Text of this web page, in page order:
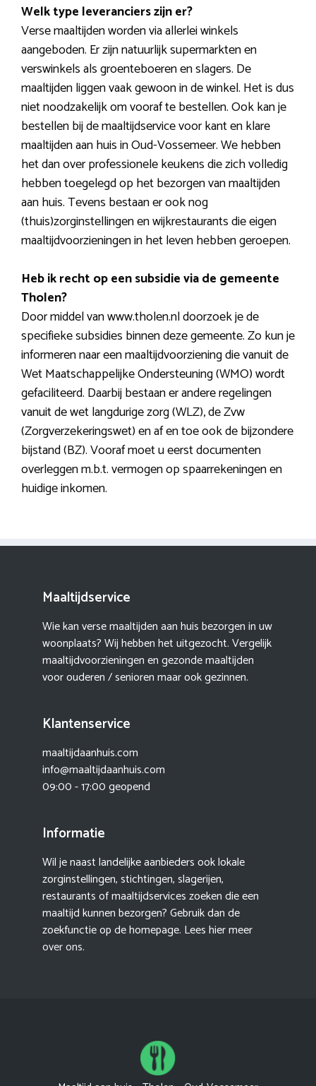
Welk type leveranciers zijn er?
Verse maaltijden worden via allerlei winkels
aangeboden. Er zijn natuurlijk supermarkten en
verswinkels als groenteboeren en slagers. De
maaltijden liggen vaak gewoon in de winkel. Het is dus
niet noodzakelijk om vooraf te bestellen. Ook kan je
bestellen bij de maaltijdservice voor kant en klare
maaltijden aan huis in Oud-Vossemeer. We hebben
het dan over professionele keukens die zich volledig
hebben toegelegd op het bezorgen van maaltijden
aan huis. Tevens bestaan er ook nog
(thuis)zorginstellingen en wijkrestaurants die eigen
maaltijdvoorzieningen in het leven hebben geroepen.
Heb ik recht op een subsidie via de gemeente
Tholen?
Door middel van www.tholen.nl doorzoek je de
specifieke subsidies binnen deze gemeente. Zo kun je
informeren naar een maaltijdvoorziening die vanuit de
Wet Maatschappelijke Ondersteuning (WMO) wordt
gefaciliteerd. Daarbij bestaan er andere regelingen
vanuit de wet langdurige zorg (WLZ), de Zvw
(Zorgverzekeringswet) en af en toe ook de bijzondere
bijstand (BZ). Vooraf moet u eerst documenten
overleggen m.b.t. vermogen op spaarrekeningen en
huidige inkomen.
Maaltijdservice
Wie kan verse maaltijden aan huis bezorgen in uw
woonplaats? Wij hebben het uitgezocht. Vergelijk
maaltijdvoorzieningen en gezonde maaltijden
voor ouderen / senioren maar ook gezinnen.
Klantenservice
maaltijdaanhuis.com
info@maaltijdaanhuis.com
09:00 - 17:00 geopend
Informatie
Wil je naast landelijke aanbieders ook lokale
zorginstellingen, stichtingen, slagerijen,
restaurants of maaltijdservices zoeken die een
maaltijd kunnen bezorgen? Gebruik dan de
zoekfunctie op de homepage. Lees hier meer
over ons.